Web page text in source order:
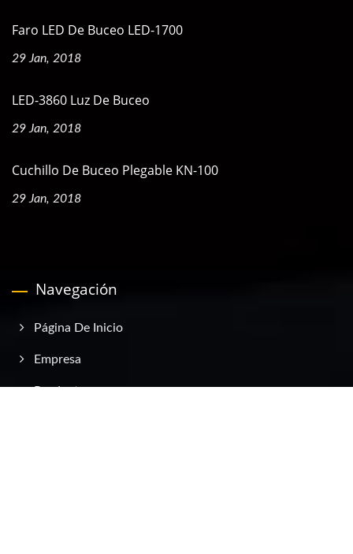
Faro LED De Buceo LED-1700
29 Jan, 2018
LED-3860 Luz De Buceo
29 Jan, 2018
Cuchillo De Buceo Plegable KN-100
29 Jan, 2018
Navegación
Página De Inicio
Empresa
Productos